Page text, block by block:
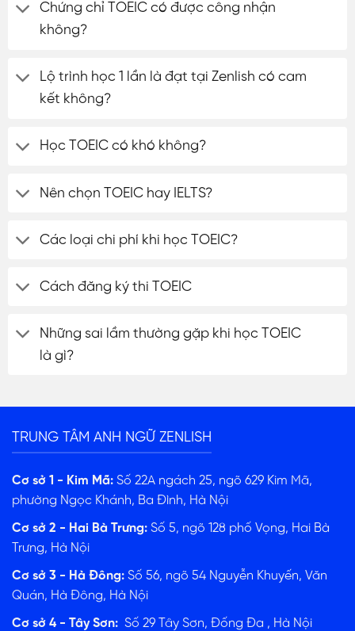
Chứng chỉ TOEIC có được công nhận
không?
Lộ trình học 1 lần là đạt tại Zenlish có cam
kết không?
Học TOEIC có khó không?
Nên chọn TOEIC hay IELTS?
Các loại chi phí khi học TOEIC?
Cách đăng ký thi TOEIC
Những sai lầm thường gặp khi học TOEIC
là gì?
TRUNG TÂM ANH NGỮ ZENLISH
Cơ sở 1 - Kim Mã: Số 22A ngách 25, ngõ 629 Kim Mã,
phường Ngọc Khánh, Ba Đình, Hà Nội
Cơ sở 2 - Hai Bà Trưng: Số 5, ngõ 128 phố Vọng, Hai Bà
Trưng, Hà Nội
Cơ sở 3 - Hà Đông: Số 56, ngõ 54 Nguyễn Khuyến, Văn
Quán, Hà Đông, Hà Nội
Cơ sở 4 - Tây Sơn: Số 29 Tây Sơn, Đống Đa , Hà Nội